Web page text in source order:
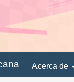
Acerca de